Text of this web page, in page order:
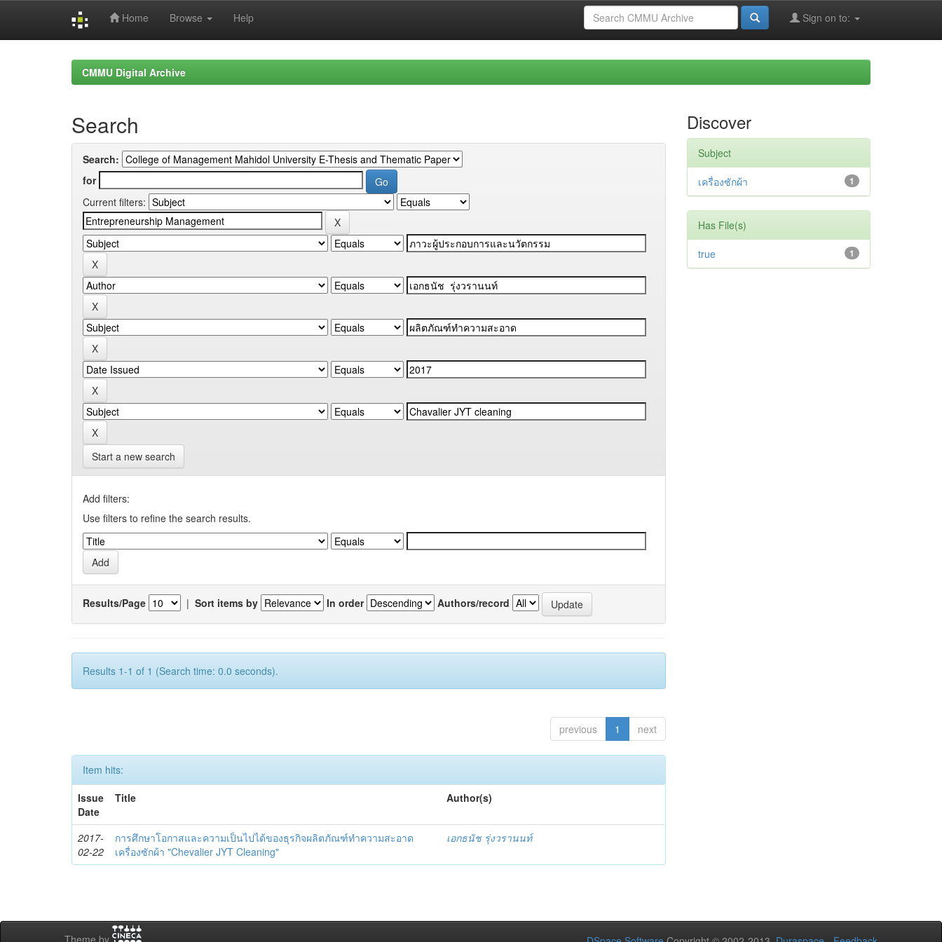
Home Browse Help Sign on to:
CMMU Digital Archive
Search
Search:
for
Current filters:
Start a new search
Add filters:
Use filters to refine the search results.
Results/Page | Sort items by In order Authors/record
Results 1-1 of 1 (Search time: 0.0 seconds).
previous 1 next
Item hits:
Issue
Date
Title Author(s)
2017-
02-22
การศึกษาโอกาสและความเป็นไปได้ของธุรกิจผลิตภัณฑ์ทำความสะอาด
เครื่องซักผ้า "Chevalier JYT Cleaning"
เอกธนัช รุ่งวรานนท์
Discover
Subject
1
เครื่องซักผ้า
Has File(s)
1
true